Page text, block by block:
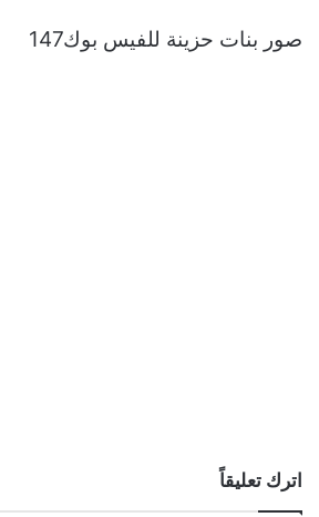
صور بنات حزينة للفيس بوك147
اترك تعليقاً